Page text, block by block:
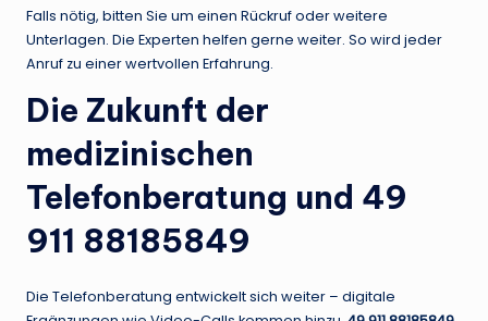
Falls nötig, bitten Sie um einen Rückruf oder weitere
Unterlagen. Die Experten helfen gerne weiter. So wird jeder
Anruf zu einer wertvollen Erfahrung.
Die Zukunft der
medizinischen
Telefonberatung und 49
911 88185849
Die Telefonberatung entwickelt sich weiter – digitale